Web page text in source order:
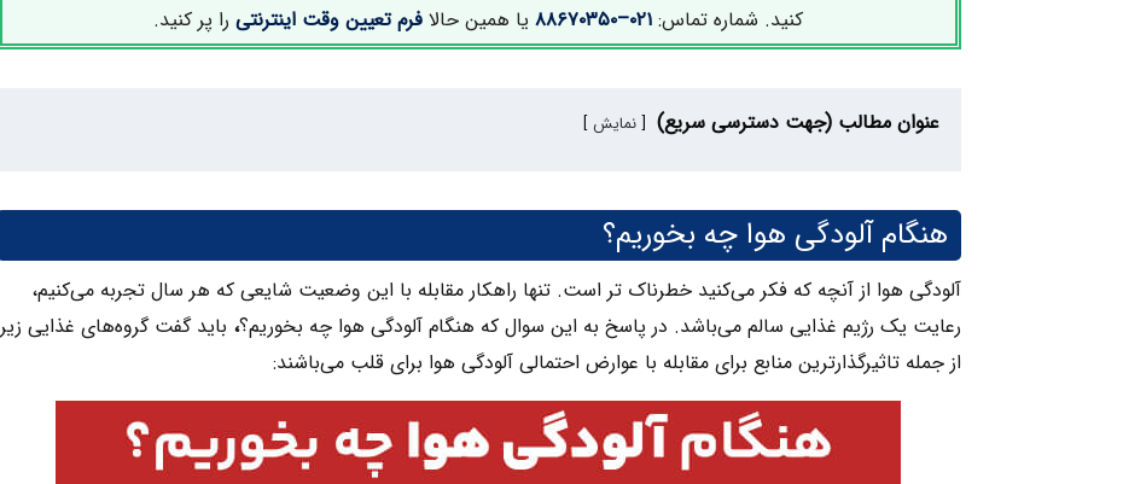
کنید. شماره تماس: ۰۲۱–۸۸۶۷۰۳۵۰ یا همین حالا فرم تعیین وقت اینترنتیرا پر کنید.
عنوان مطالب (جهت دسترسی سریع) نمایش
هنگام آلودگی هوا چه بخوریم؟
آلودگی هوا از آنچه که فکر می‌کنید خطرناک تر است. تنها راهکار مقابله با این وضعیت شایعی که هر سال تجربه می‌کنیم،
رعایت یک رژیم غذایی سالم می‌باشد. در پاسخ به این سوال که هنگام آلودگی هوا چه بخوریم؟، باید گفت گروه‌های غذایی زیر
از جمله تاثیرگذارترین منابع برای مقابله با عوارض احتمالی آلودگی هوا برای قلب می‌باشند: